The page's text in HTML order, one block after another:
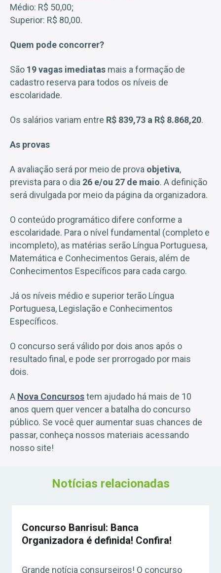
Médio: R$ 50,00;
Superior: R$ 80,00.
Quem pode concorrer?
São 19 vagas imediatas mais a formação de
cadastro reserva para todos os níveis de
escolaridade.
Os salários variam entre R$ 839,73 a R$ 8.868,20.
As provas
A avaliação será por meio de prova objetiva,
prevista para o dia 26 e/ou 27 de maio. A definição
será divulgada por meio da página da organizadora.
O conteúdo programático difere conforme a
escolaridade. Para o nível fundamental (completo e
incompleto), as matérias serão Língua Portuguesa,
Matemática e Conhecimentos Gerais, além de
Conhecimentos Específicos para cada cargo.
Já os níveis médio e superior terão Língua
Portuguesa, Legislação e Conhecimentos
Específicos.
O concurso será válido por dois anos após o
resultado final, e pode ser prorrogado por mais
dois.
A Nova Concursostem ajudado há mais de 10
anos quem quer vencer a batalha do concurso
público. Se você quer aumentar suas chances de
passar, conheça nossos materiais acessando
nosso site!
Notícias relacionadas
Concurso Banrisul: Banca
Organizadora é definida! Confira!
Grande notícia consurseiros! O concurso